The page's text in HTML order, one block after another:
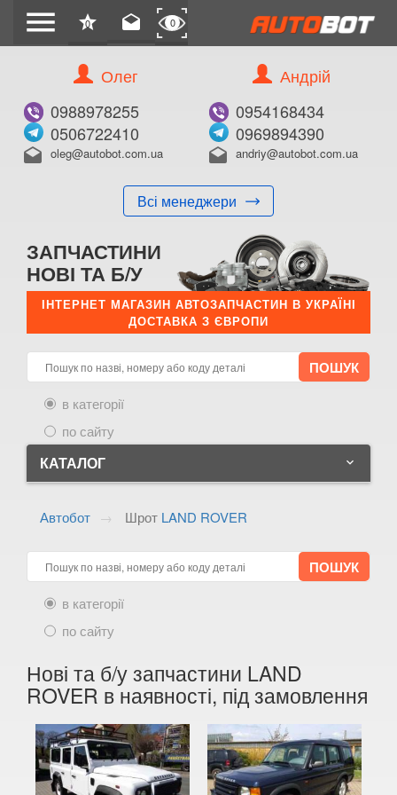
menu star
0 drafts 0
Олег
0988978255
0506722410
drafts oleg@autobot.com.ua
Всі менеджери
Андрій
0954168434
0969894390
drafts andriy@autobot.com.ua
ЗАПЧАСТИНИ
НОВІ ТА Б/У
ІНТЕРНЕТ МАГАЗИН АВТОЗАПЧАСТИН В УКРАЇНІ
ДОСТАВКА З ЄВРОПИ
в категорії
по сайту
КАТАЛОГ keyboard_arrow_down
BMW keyboard_arrow_down
CITROEN
FORD
HONDA
HYUNDAI keyboard_arrow_down
Автобот Шрот LAND ROVER
в категорії
по сайту
Нові та б/у запчастини LAND
ROVER в наявності, під замовлення